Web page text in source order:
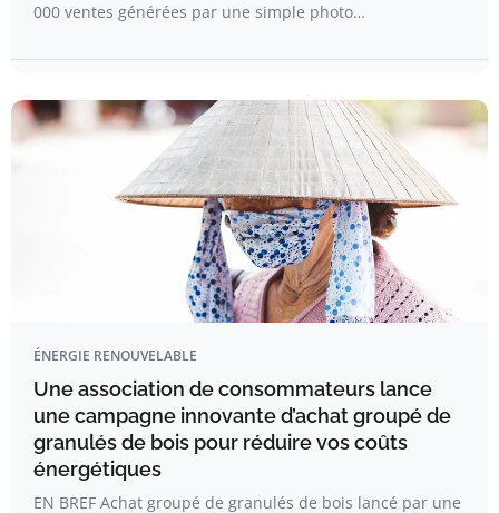
000 ventes générées par une simple photo…
ÉNERGIE RENOUVELABLE
Une association de consommateurs lance
une campagne innovante d’achat groupé de
granulés de bois pour réduire vos coûts
énergétiques
EN BREF Achat groupé de granulés de bois lancé par une